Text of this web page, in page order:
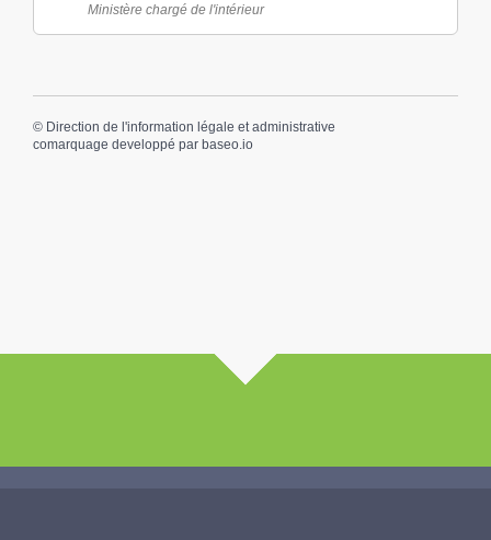
Ministère chargé de l'intérieur
© Direction de l'information légale et administrative
comarquage developpé par baseo.io